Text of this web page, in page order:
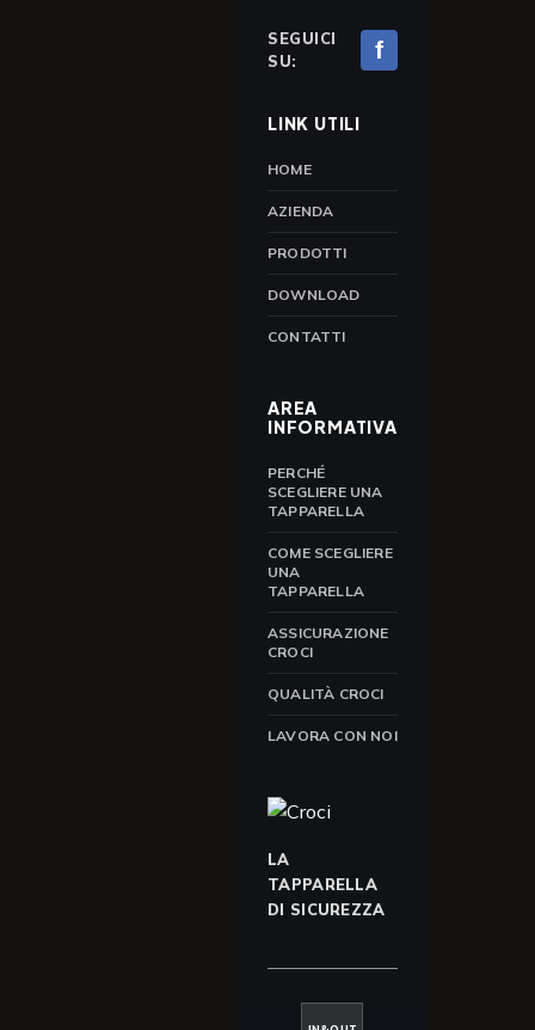
SEGUICI
SU:
f
LINK UTILI
HOME
AZIENDA
PRODOTTI
DOWNLOAD
CONTATTI
AREA
INFORMATIVA
PERCHÉ
SCEGLIERE UNA
TAPPARELLA
COME SCEGLIERE
UNA
TAPPARELLA
ASSICURAZIONE
CROCI
QUALITÀ CROCI
LAVORA CON NOI
LA
TAPPARELLA
DI SICUREZZA